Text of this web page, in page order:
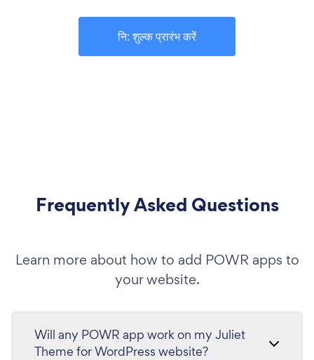
नि: शुल्क प्रारंभ करें
Frequently Asked Questions
Learn more about how to add POWR apps to
your website.
Will any POWR app work on my Juliet
Theme for WordPress website?